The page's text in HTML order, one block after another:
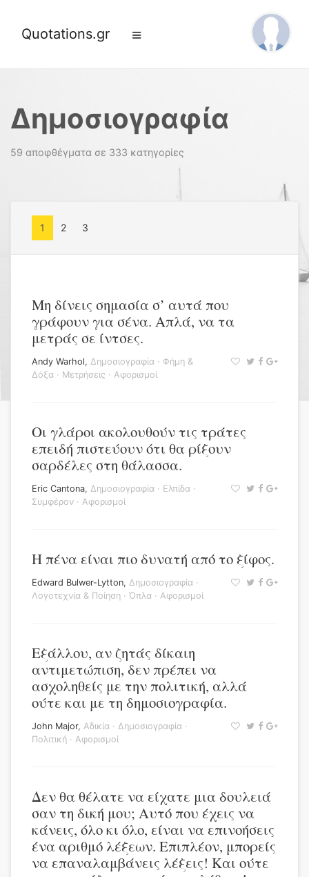
Quotations.gr
Δημοσιογραφία
59 αποφθέγματα σε 333 κατηγορίες
1 2 3
Μη δίνεις σημασία σ’ αυτά που
γράφουν για σένα. Απλά, να τα
μετράς σε ίντσες.
Andy Warhol, Δημοσιογραφία · Φήμη &
Δόξα · Μετρήσεις · Αφορισμοί
Οι γλάροι ακολουθούν τις τράτες
επειδή πιστεύουν ότι θα ρίξουν
σαρδέλες στη θάλασσα.
Eric Cantona, Δημοσιογραφία · Ελπίδα ·
Συμφέρον · Αφορισμοί
Η πένα είναι πιο δυνατή από το ξίφος.
Edward Bulwer-Lytton, Δημοσιογραφία ·
Λογοτεχνία & Ποίηση · Όπλα · Αφορισμοί
Εξάλλου, αν ζητάς δίκαιη
αντιμετώπιση, δεν πρέπει να
ασχοληθείς με την πολιτική, αλλά
ούτε και με τη δημοσιογραφία.
John Major, Αδικία · Δημοσιογραφία ·
Πολιτική · Αφορισμοί
Δεν θα θέλατε να είχατε μια δουλειά
σαν τη δική μου; Αυτό που έχεις να
κάνεις, όλο κι όλο, είναι να επινοήσεις
ένα αριθμό λέξεων. Επιπλέον, μπορείς
να επαναλαμβάνεις λέξεις! Και ούτε